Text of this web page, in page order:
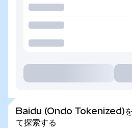
Baidu (Ondo Tokenized)を
て探索する